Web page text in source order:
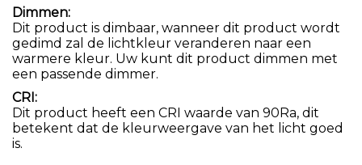
Dimmen:
Dit product is dimbaar, wanneer dit product wordt
gedimd zal de lichtkleur veranderen naar een
warmere kleur. Uw kunt dit product dimmen met
een passende dimmer.
CRI:
Dit product heeft een CRI waarde van 90Ra, dit
betekent dat de kleurweergave van het licht goed
is.